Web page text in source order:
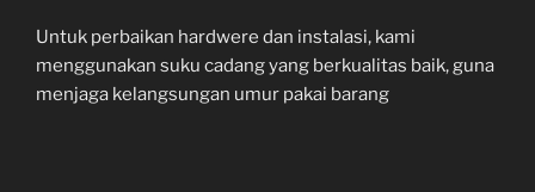
Untuk perbaikan hardwere dan instalasi, kami
menggunakan suku cadang yang berkualitas baik, guna
menjaga kelangsungan umur pakai barang